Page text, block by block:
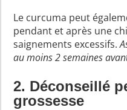
Le curcuma peut
pendant et après une
saignements excessifs.
au moins 2 semaines
2. Déconseillé
grossesse